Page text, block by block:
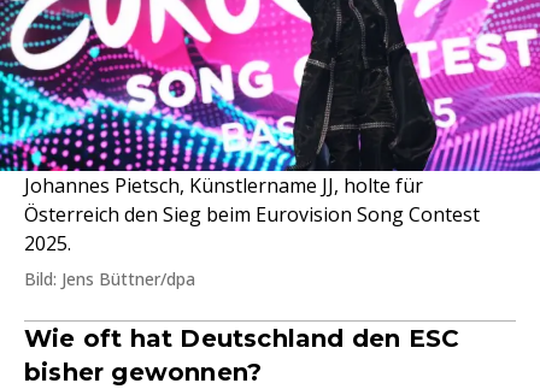
Johannes Pietsch, Künstlername JJ, holte für
Österreich den Sieg beim Eurovision Song Contest
2025.
Bild: Jens Büttner/dpa
Wie oft hat Deutschland den ESC
bisher gewonnen?